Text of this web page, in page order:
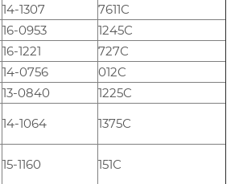
14-1307
7611С
16-0953
1245С
16-1221
727С
14-0756
012C
13-0840
1225C
14-1064 1375С
15-1160 151С